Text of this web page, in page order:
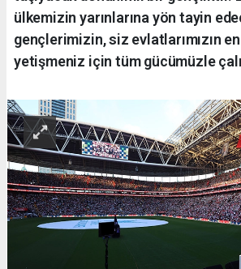
ülkemizin yarınlarına yön tayin
gençlerimizin, siz evlatlarımızın
yetişmeniz için tüm gücümüzle